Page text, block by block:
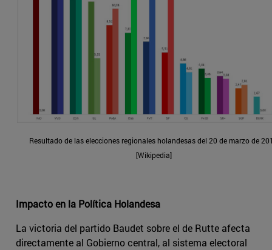
Resultado de las elecciones regionales holandesas del 20 de marzo de
[Wikipedia]
Impacto en la Política Holandesa
La victoria del partido Baudet sobre el de Rutte afecta
directamente al Gobierno central, al sistema electoral